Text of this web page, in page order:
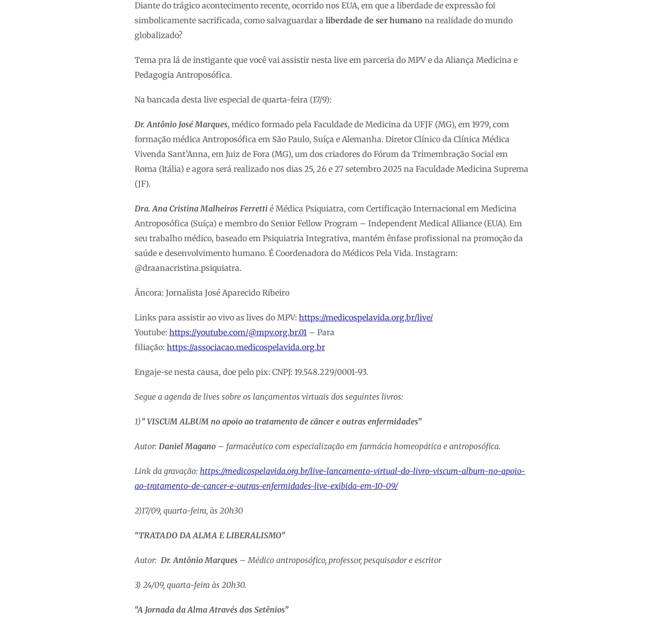
Diante do trágico acontecimento recente, ocorrido nos EUA, em que a liberdade de expressão foi
simbolicamente sacrificada, como salvaguardar a liberdade de ser humano na realidade do mundo
globalizado?
Tema pra lá de instigante que você vai assistir nesta live em parceria do MPV e da Aliança Medicina e
Pedagogia Antroposófica.
Na bancada desta live especial de quarta-feira (17/9):
Dr. Antônio José Marques, médico formado pela Faculdade de Medicina da UFJF (MG), em 1979, com
formação médica Antroposófica em São Paulo, Suíça e Alemanha. Diretor Clínico da Clínica Médica
Vivenda Sant’Anna, em Juiz de Fora (MG), um dos criadores do Fórum da Trimembração Social em
Roma (Itália) e agora será realizado nos dias 25, 26 e 27 setembro 2025 na Faculdade Medicina Suprema
(JF).
Dra. Ana Cristina Malheiros Ferretti é Médica Psiquiatra, com Certificação Internacional em Medicina
Antroposófica (Suíça) e membro do Senior Fellow Program – Independent Medical Alliance (EUA). Em
seu trabalho médico, baseado em Psiquiatria Integrativa, mantém ênfase profissional na promoção da
saúde e desenvolvimento humano. É Coordenadora do Médicos Pela Vida. Instagram:
@draanacristina.psiquiatra.
Âncora: Jornalista José Aparecido Ribeiro
Links para assistir ao vivo as lives do MPV: https://medicospelavida.org.br/live/
Youtube: https://youtube.com/@mpv.org.br.01 – Para
filiação: https://associacao.medicospelavida.org.br
Engaje-se nesta causa, doe pelo pix: CNPJ: 19.548.229/0001-93.
Segue a agenda de lives sobre os lançamentos virtuais dos seguintes livros:
1)” VISCUM ALBUM no apoio ao tratamento de câncer e outras enfermidades”
Autor: Daniel Magano – farmacêutico com especialização em farmácia homeopática e antroposófica.
Link da gravação: https://medicospelavida.org.br/live-lancamento-virtual-do-livro-viscum-album-no-apoio-
ao-tratamento-de-cancer-e-outras-enfermidades-live-exibida-em-10-09/
2)17/09, quarta-feira, às 20h30
“TRATADO DA ALMA E LIBERALISMO”
Autor: Dr. Antônio Marques – Médico antroposófico, professor, pesquisador e escritor
3) 24/09, quarta-feira às 20h30.
“A Jornada da Alma Através dos Setênios”